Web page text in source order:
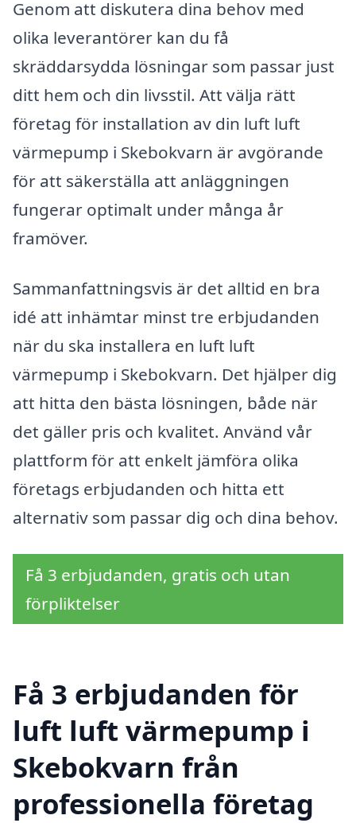
Genom att diskutera dina behov med
olika leverantörer kan du få
skräddarsydda lösningar som passar just
ditt hem och din livsstil. Att välja rätt
företag för installation av din luft luft
värmepump i Skebokvarn är avgörande
för att säkerställa att anläggningen
fungerar optimalt under många år
framöver.
Sammanfattningsvis är det alltid en bra
idé att inhämtar minst tre erbjudanden
när du ska installera en luft luft
värmepump i Skebokvarn. Det hjälper dig
att hitta den bästa lösningen, både när
det gäller pris och kvalitet. Använd vår
plattform för att enkelt jämföra olika
företags erbjudanden och hitta ett
alternativ som passar dig och dina behov.
Få 3 erbjudanden, gratis och utan
förpliktelser
Få 3 erbjudanden för
luft luft värmepump i
Skebokvarn från
professionella företag